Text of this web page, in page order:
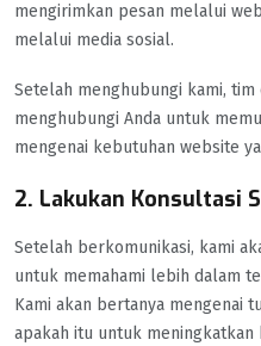
mengirimkan pesan melalui
melalui media sosial.
Setelah menghubungi kami,
menghubungi Anda untuk
mengenai kebutuhan website
2. Lakukan Konsultasi
Setelah berkomunikasi, kami
untuk memahami lebih dalam
Kami akan bertanya mengenai
apakah itu untuk